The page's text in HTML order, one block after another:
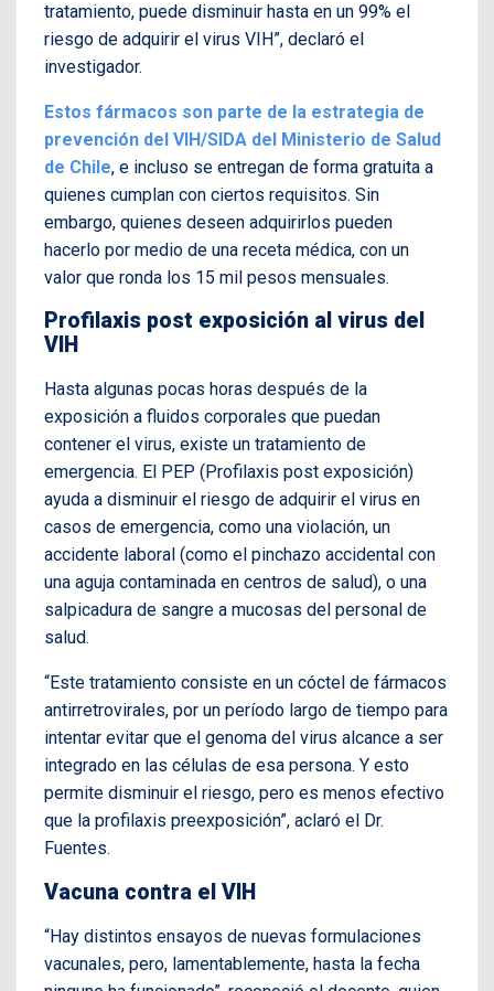
tratamiento, puede disminuir hasta en un 99% el
riesgo de adquirir el virus VIH”, declaró el
investigador.
Estos fármacos son parte de la estrategia de
prevención del VIH/SIDA del Ministerio de Salud
de Chile, e incluso se entregan de forma gratuita a
quienes cumplan con ciertos requisitos. Sin
embargo, quienes deseen adquirirlos pueden
hacerlo por medio de una receta médica, con un
valor que ronda los 15 mil pesos mensuales.
Profilaxis post exposición al virus del
VIH
Hasta algunas pocas horas después de la
exposición a fluidos corporales que puedan
contener el virus, existe un tratamiento de
emergencia. El PEP (Profilaxis post exposición)
ayuda a disminuir el riesgo de adquirir el virus en
casos de emergencia, como una violación, un
accidente laboral (como el pinchazo accidental con
una aguja contaminada en centros de salud), o una
salpicadura de sangre a mucosas del personal de
salud.
“Este tratamiento consiste en un cóctel de fármacos
antirretrovirales, por un período largo de tiempo para
intentar evitar que el genoma del virus alcance a ser
integrado en las células de esa persona. Y esto
permite disminuir el riesgo, pero es menos efectivo
que la profilaxis preexposición”, aclaró el Dr.
Fuentes.
Vacuna contra el VIH
“Hay distintos ensayos de nuevas formulaciones
vacunales, pero, lamentablemente, hasta la fecha